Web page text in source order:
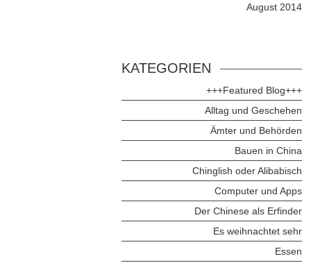
August 2014
KATEGORIEN
+++Featured Blog+++
Alltag und Geschehen
Ämter und Behörden
Bauen in China
Chinglish oder Alibabisch
Computer und Apps
Der Chinese als Erfinder
Es weihnachtet sehr
Essen